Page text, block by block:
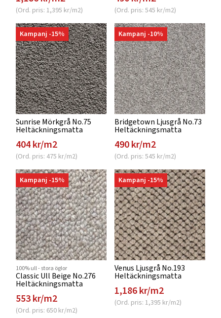
(Ord. pris: 1,395 kr/m2) (Ord. pris: 545 kr/m2)
Kampanj -15%
Sunrise Mörkgrå No.75
Heltäckningsmatta
404 kr/m2
(Ord. pris: 475 kr/m2)
Kampanj -10%
Bridgetown Ljusgrå No.73
Heltäckningsmatta
490 kr/m2
(Ord. pris: 545 kr/m2)
Kampanj -15%
100% ull - stora öglor
Classic Ull Beige No.276
Heltäckningsmatta
553 kr/m2
(Ord. pris: 650 kr/m2)
Kampanj -15%
Venus Ljusgrå No.193
Heltäckningsmatta
1,186 kr/m2
(Ord. pris: 1,395 kr/m2)